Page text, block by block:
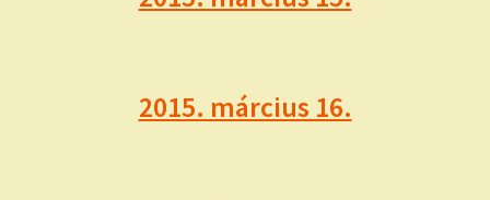
2015. március 16.